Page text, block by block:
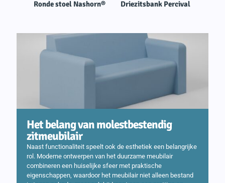
Ronde stoel Nashorn® Driezitsbank Percival
Het belang van molestbestendig
zitmeubilair
Naast functionaliteit speelt ook de esthetiek een belangrijke
rol. Moderne ontwerpen van het duurzame meubilair
combineren een huiselijke sfeer met praktische
eigenschappen, waardoor het meubilair niet alleen bestand